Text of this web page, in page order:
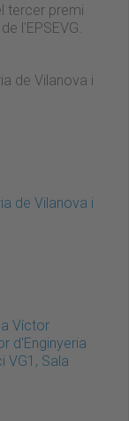
tercer premi
l'EPSEVG.
de Vilanova i
de Vilanova i
Víctor
d'Enginyeria
VG1, Sala